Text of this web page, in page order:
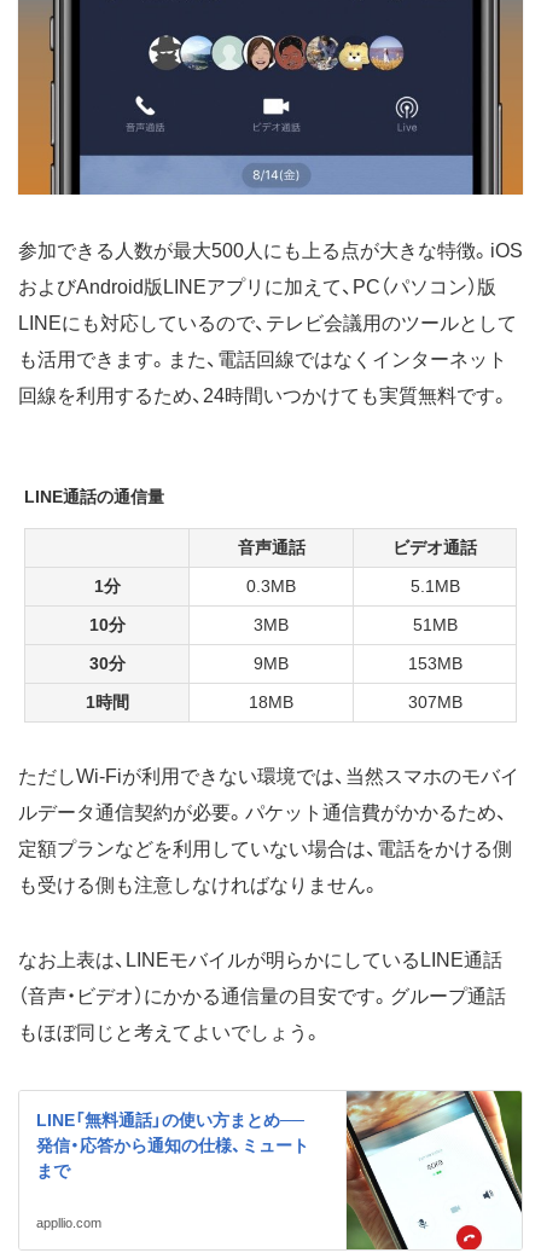
参加できる人数が最大500人にも上る点が大きな特徴。iOS
およびAndroid版LINEアプリに加えて、PC（パソコン）版
LINEにも対応しているので、テレビ会議用のツールとして
も活用できます。また、電話回線ではなくインターネット
回線を利用するため、24時間いつかけても実質無料です。
LINE通話の通信量
音声通話
ビデオ通話
1分
0.3MB
5.1MB
10分
3MB
51MB
30分
9MB
153MB
1時間
18MB 307MB
ただしWi-Fiが利用できない環境では、当然スマホのモバイ
ルデータ通信契約が必要。パケット通信費がかかるため、
定額プランなどを利用していない場合は、電話をかける側
も受ける側も注意しなければなりません。
なお上表は、LINEモバイルが明らかにしているLINE通話
（音声・ビデオ）にかかる通信量の目安です。グループ通話
もほぼ同じと考えてよいでしょう。
LINE「無料通話」の使い方まとめ──
発信・応答から通知の仕様、ミュート
まで
appllio.com